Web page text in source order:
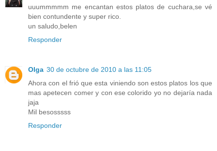
uuummmmm me encantan estos platos de cuchara,se vé
bien contundente y super rico.
un saludo,belen
Responder
Olga 30 de octubre de 2010 a las 11:05
Ahora con el frió que esta viniendo son estos platos los que
mas apetecen comer y con ese colorido yo no dejaría nada
jaja
Mil besosssss
Responder